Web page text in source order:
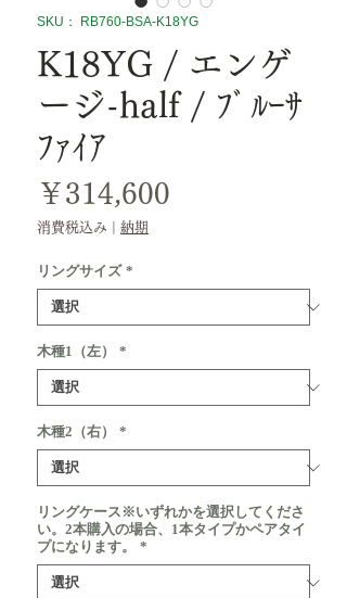
SKU： RB760-BSA-K18YG
K18YG / エンゲ
ージ-half / ﾌﾞﾙｰｻ
ﾌｧｲｱ
￥314,600
消費税込み 納期
リングサイズ *
木種1（左） *
木種2（右） *
リングケース※いずれかを選択してくださ
い。2本購入の場合、1本タイプかペアタイ
プになります。
*